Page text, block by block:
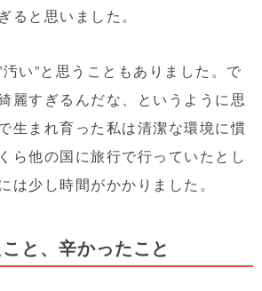
ると思いました。
い”と思うこともありました。で
麗すぎるんだな、というように思
生まれ育った私は清潔な環境に慣
ら他の国に旅行で行っていたとし
は少し時間がかかりました。
と、辛かったこと